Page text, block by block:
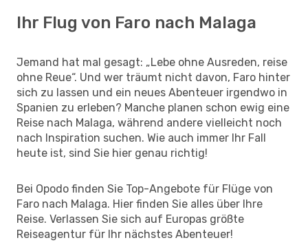
Ihr Flug von Faro nach Malaga
Jemand hat mal gesagt: „Lebe ohne Ausreden, reise
ohne Reue“. Und wer träumt nicht davon, Faro hinter
sich zu lassen und ein neues Abenteuer irgendwo in
Spanien zu erleben? Manche planen schon ewig eine
Reise nach Malaga, während andere vielleicht noch
nach Inspiration suchen. Wie auch immer Ihr Fall
heute ist, sind Sie hier genau richtig!
Bei Opodo finden Sie Top-Angebote für Flüge von
Faro nach Malaga. Hier finden Sie alles über Ihre
Reise. Verlassen Sie sich auf Europas größte
Reiseagentur für Ihr nächstes Abenteuer!